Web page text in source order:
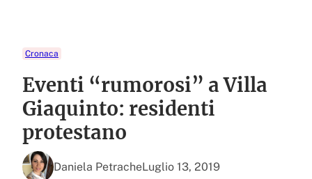
Cronaca
Eventi “rumorosi” a Villa
Giaquinto: residenti
protestano
Daniela PetracheLuglio 13, 2019